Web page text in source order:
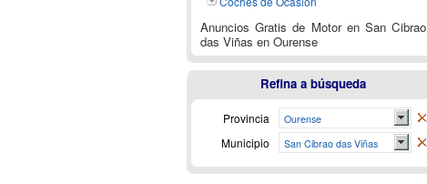
Anuncios Gratis de Motor en San Cibrao
das Viñas en Ourense
Refina a búsqueda
Provincia Ourense
Municipio San Cibrao das Viñas